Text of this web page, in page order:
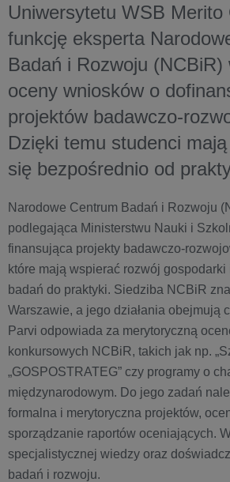
Uniwersytetu WSB Merito
funkcję eksperta
Badań i Rozwoju (NCBiR)
oceny wniosków o
projektów badawczo-
Dzięki temu studenci
się bezpośrednio od
Narodowe Centrum Badań i Rozwoju
podlegająca Ministerstwu Nauki i
finansująca projekty badawczo-
które mają wspierać rozwój
badań do praktyki. Siedziba NCBiR
Warszawie, a jego działania obejmują
Parvi odpowiada za merytoryczną
konkursowych NCBiR, takich jak np.
„GOSPOSTRATEG” czy programy o
międzynarodowym. Do jego zadań
formalna i merytoryczna projektów,
sporządzanie raportów oceniających.
specjalistycznej wiedzy oraz
badań i rozwoju.